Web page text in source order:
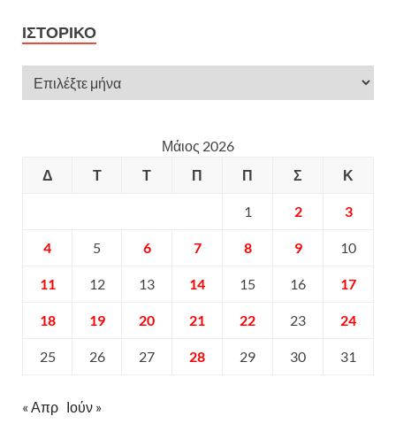
ΙΣΤΟΡΙΚΌ
Μάιος 2026
Δ
Τ Τ Π Π Σ Κ
1 2 3
4 5 6 7 8 9 10
11 12 13 14 15 16 17
18 19 20 21 22 23 24
25 26 27 28 29 30 31
« Απρ Ιούν »